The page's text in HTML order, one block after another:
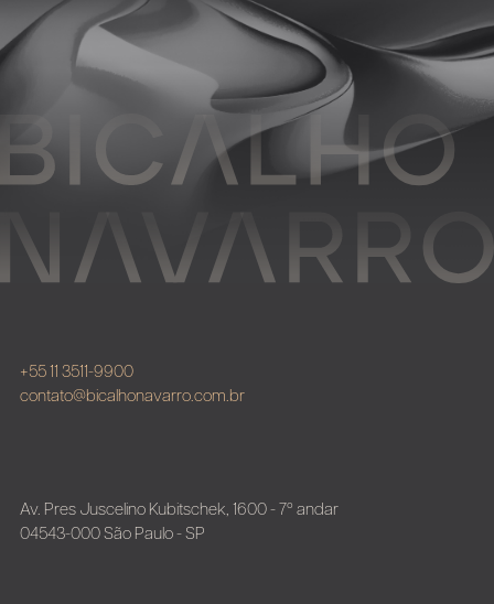
+55 11 3511-9900
contato@bicalhonavarro.com.br
Av. Pres Juscelino Kubitschek, 1600 - 7º andar
04543-000 São Paulo - SP